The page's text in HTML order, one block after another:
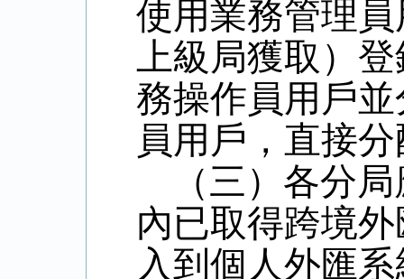
使用業務管理
上級局獲取）
務操作員用戶
員用戶，直接
（三）各分
內已取得跨境
入到個人外匯